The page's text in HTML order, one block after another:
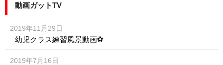
動画ガットTV
2019年11月29日
幼児クラス練習風景動画⚽️
2019年7月16日